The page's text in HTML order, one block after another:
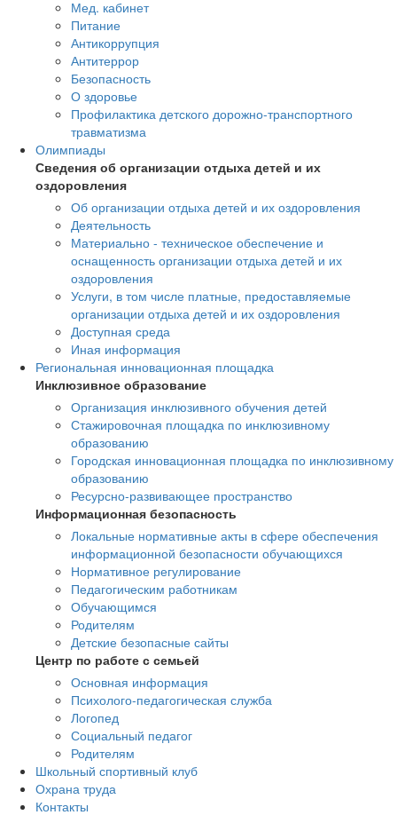
Мед. кабинет
Питание
Антикоррупция
Антитеррор
Безопасность
О здоровье
Профилактика детского дорожно-транспортного
травматизма
Олимпиады
Сведения об организации отдыха детей и их
оздоровления
Об организации отдыха детей и их оздоровления
Деятельность
Материально - техническое обеспечение и
оснащенность организации отдыха детей и их
оздоровления
Услуги, в том числе платные, предоставляемые
организации отдыха детей и их оздоровления
Доступная среда
Иная информация
Региональная инновационная площадка
Инклюзивное образование
Организация инклюзивного обучения детей
Стажировочная площадка по инклюзивному
образованию
Городская инновационная площадка по инклюзивному
образованию
Ресурсно-развивающее пространство
Информационная безопасность
Локальные нормативные акты в сфере обеспечения
информационной безопасности обучающихся
Нормативное регулирование
Педагогическим работникам
Обучающимся
Родителям
Детские безопасные сайты
Центр по работе с семьей
Основная информация
Психолого-педагогическая служба
Логопед
Социальный педагог
Родителям
Школьный спортивный клуб
Охрана труда
Контакты